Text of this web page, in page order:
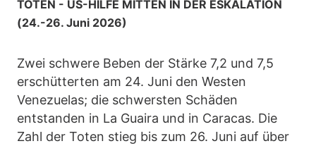
TOTEN - US-HILFE MITTEN IN DER ESKALATION
(24.-26. Juni 2026)
Zwei schwere Beben der Stärke 7,2 und 7,5
erschütterten am 24. Juni den Westen
Venezuelas; die schwersten Schäden
entstanden in La Guaira und in Caracas. Die
Zahl der Toten stieg bis zum 26. Juni auf über